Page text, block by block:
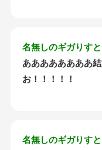
名無しのギガりすと
ああああああああ
お！！！！！
名無しのギガりすと